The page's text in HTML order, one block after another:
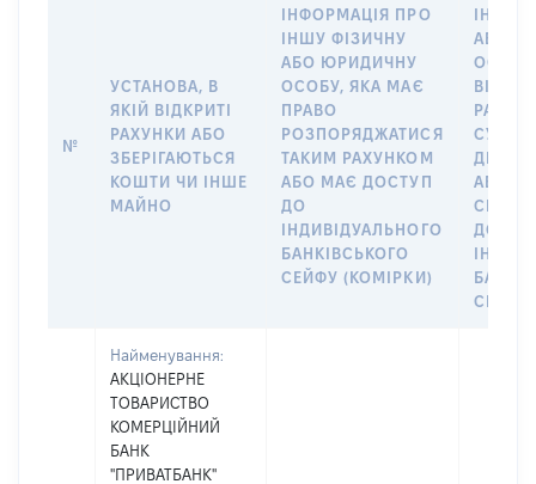
№
УСТАНОВА, В
ЯКІЙ ВІДКРИТІ
РАХУНКИ АБО
ЗБЕРІГАЮТЬСЯ
КОШТИ ЧИ ІНШЕ
МАЙНО
ІНФОРМАЦІЯ ПРО
ІНШУ ФІЗИЧНУ
АБО ЮРИДИЧНУ
ОСОБУ, ЯКА МАЄ
ПРАВО
РОЗПОРЯДЖАТИСЯ
ТАКИМ РАХУНКОМ
АБО МАЄ ДОСТУП
ДО
ІНДИВІДУАЛЬНОГО
БАНКІВСЬКОГО
СЕЙФУ (КОМІРКИ)
ІНШУ
АБО
АБО
СІМ’Ї
СЕЙФУ
Найменування:
АКЦІОНЕРНЕ
ТОВАРИСТВО
КОМЕРЦІЙНИЙ
БАНК
"ПРИВАТБАНК"